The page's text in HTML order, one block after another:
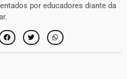
por educadores diante da